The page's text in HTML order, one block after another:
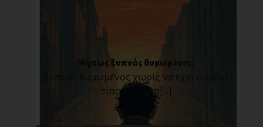
Μήπως ξυπνάς θυμωμένος;
Ξυπνάς θυμωμένος χωρίς να έχει συμβεί
τίποτα; Πρόσ[...]